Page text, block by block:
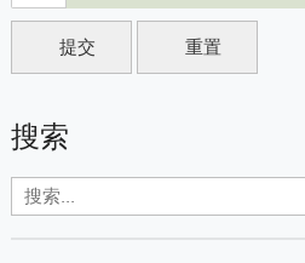
搜索